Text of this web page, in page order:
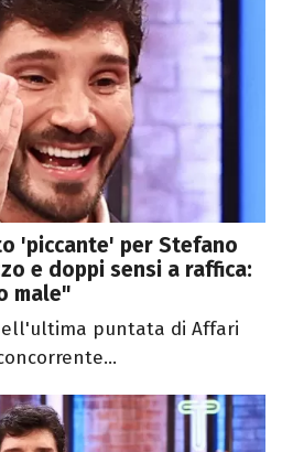
'piccante' per Stefano
e doppi sensi a raffica:
male"
puntata di Affari